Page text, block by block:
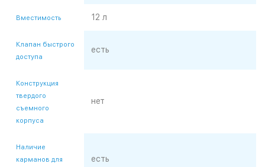
Вместимость 12 л
Клапан быстрого
доступа
есть
Конструкция
твердого
съемного
корпуса
нет
Наличие
карманов для
есть